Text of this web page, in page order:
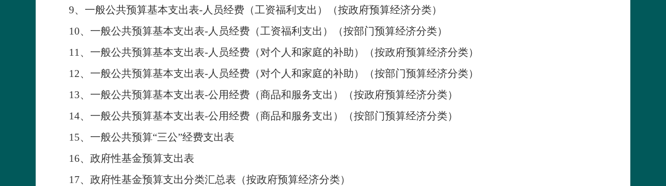
9、一般公共预算基本支出表-人员经费（工资福利支出）（按政府预算经济分类）
10、一般公共预算基本支出表-人员经费（工资福利支出）（按部门预算经济分类）
11、一般公共预算基本支出表-人员经费（对个人和家庭的补助）（按政府预算经济分类）
12、一般公共预算基本支出表-人员经费（对个人和家庭的补助）（按部门预算经济分类）
13、一般公共预算基本支出表-公用经费（商品和服务支出）（按政府预算经济分类）
14、一般公共预算基本支出表-公用经费（商品和服务支出）（按部门预算经济分类）
15、一般公共预算“三公”经费支出表
16、政府性基金预算支出表
17、政府性基金预算支出分类汇总表（按政府预算经济分类）